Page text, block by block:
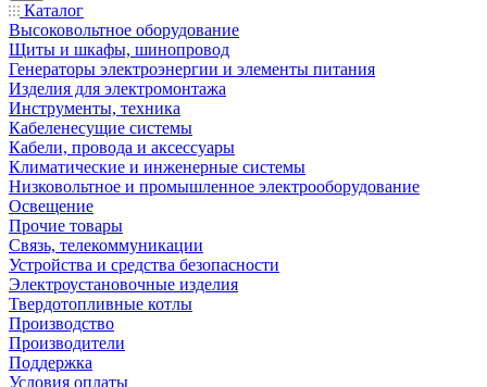
Каталог
Высоковольтное оборудование
Щиты и шкафы, шинопровод
Генераторы электроэнергии и элементы питания
Изделия для электромонтажа
Инструменты, техника
Кабеленесущие системы
Кабели, провода и аксессуары
Климатические и инженерные системы
Низковольтное и промышленное электрооборудование
Освещение
Прочие товары
Связь, телекоммуникации
Устройства и средства безопасности
Электроустановочные изделия
Твердотопливные котлы
Производство
Производители
Поддержка
Условия оплаты